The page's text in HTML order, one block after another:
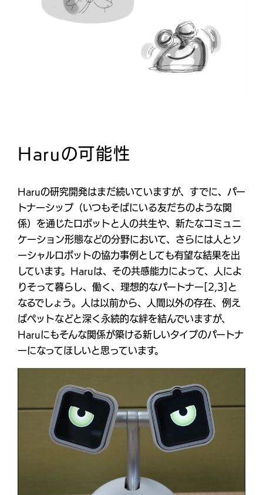
Haruの可能性
Haruの研究開発はまだ続いていますが、すでに、パー
トナーシップ（いつもそばにいる友だちのような関
係）を通じたロボットと人の共生や、新たなコミュニ
ケーション形態などの分野において、さらには人とソ
ーシャルロボットの協力事例としても有望な結果を出
しています。Haruは、その共感能力によって、人によ
りそって暮らし、働く、理想的なパートナー[2,3]と
なるでしょう。人は以前から、人間以外の存在、例え
ばペットなどと深く永続的な絆を結んでいますが、
Haruにもそんな関係が築ける新しいタイプのパートナ
ーになってほしいと思っています。